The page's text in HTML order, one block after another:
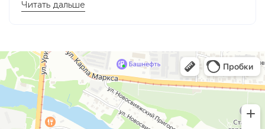
Читать дальше